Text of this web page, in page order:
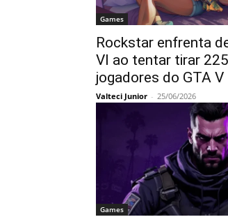
Games
Rockstar enfrenta
VI ao tentar tirar
jogadores do GTA V
Valteci Junior - 25/06/2026
Games